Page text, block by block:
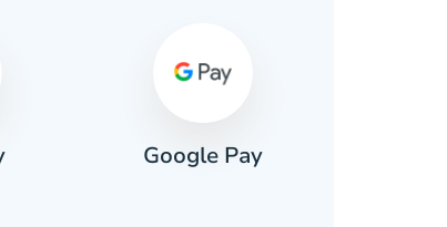
Google Pay